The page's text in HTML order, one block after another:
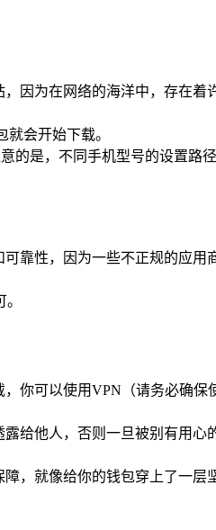
因为在网络的海洋中，存在着
会开始下载。
的是，不同手机型号的设置路
靠性，因为一些不正规的应用
你可以使用VPN（请务必确保
给他人，否则一旦被别有用心
，就像给你的钱包穿上了一层